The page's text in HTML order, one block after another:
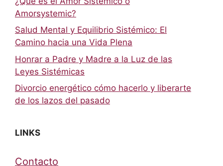
Amorsystemic?
Salud Mental y Equilibrio Sistémico: El
Camino hacia una Vida Plena
Honrar a Padre y Madre a la Luz de las
Leyes Sistémicas
Divorcio energético cómo hacerlo y liberarte
de los lazos del pasado
LINKS
Contacto